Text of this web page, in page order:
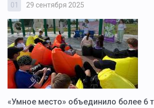
01 29 сентября 2025
«Умное место» объединило более 6